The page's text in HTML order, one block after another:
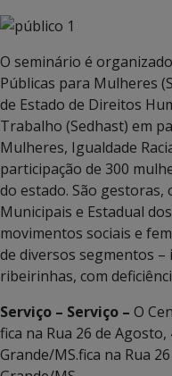
O seminário é
Públicas para Mulheres
de Estado de Direitos
Trabalho (Sedhast) em
Mulheres, Igualdade
participação de 300
do estado. São gestoras,
Municipais e Estadual
movimentos sociais e
de diversos segmentos
ribeirinhas, com
Serviço – Serviço – O
fica na Rua 26 de
Grande/MS.fica na Rua